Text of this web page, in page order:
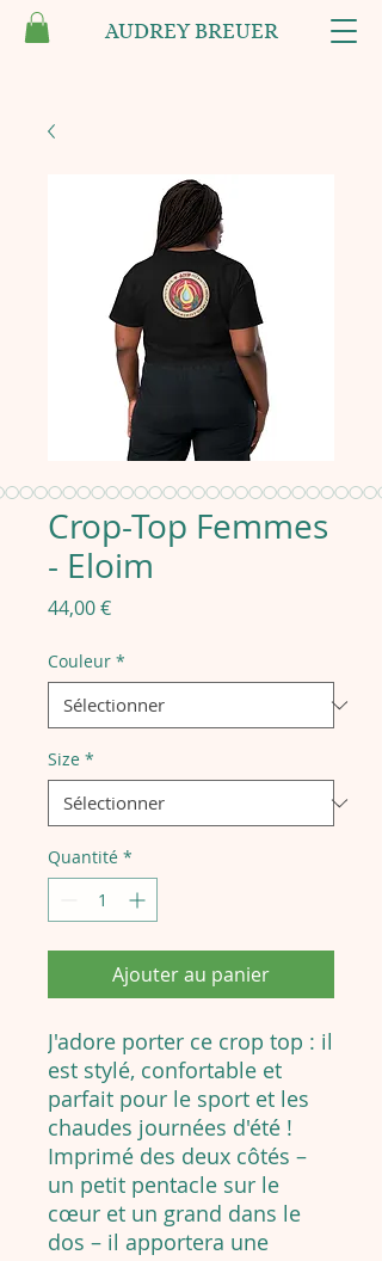
AUDREY BREUER
Crop-Top Femmes
- Eloim
44,00 €Prix
Couleur *
Size *
Quantité *
Ajouter au panier
J'adore porter ce crop top : il
est stylé, confortable et
parfait pour le sport et les
chaudes journées d'été !
Imprimé des deux côtés –
un petit pentacle sur le
cœur et un grand dans le
dos – il apportera une